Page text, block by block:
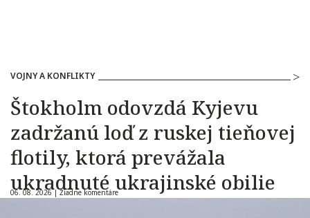
VOJNY A KONFLIKTY
Štokholm odovzdá Kyjevu
zadržanú loď z ruskej tieňovej
flotily, ktorá prevážala
ukradnuté ukrajinské obilie
06. 08. 2026 |Žiadne komentáre